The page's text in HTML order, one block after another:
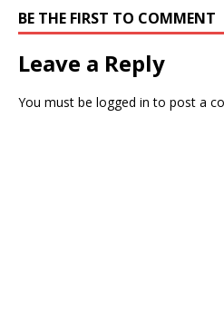
BE THE FIRST TO COMMENT
Leave a Reply
You must be logged in to post a